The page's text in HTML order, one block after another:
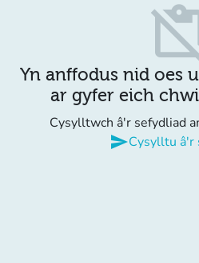
Yn anffodus nid oes
ar gyfer eich
Cysylltwch â'r sefydliad
sendCysylltu â'r